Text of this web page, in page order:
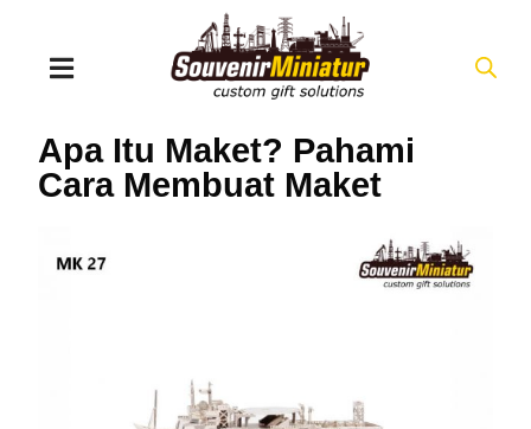
Apa Itu Maket? Pahami
Cara Membuat Maket